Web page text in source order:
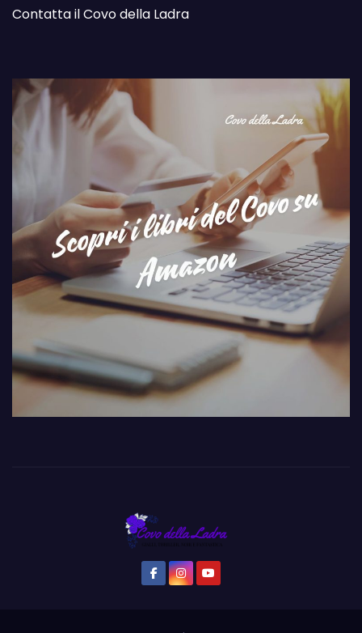
Contatta il Covo della Ladra